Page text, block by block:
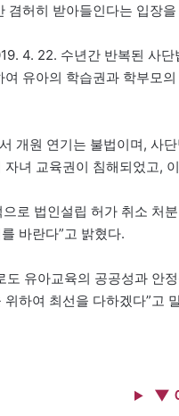
겸허히 받아들인다는 입장
4. 22. 수년간 반복된 사
유아의 학습권과 학부모
개원 연기는 불법이며, 사
녀 교육권이 침해되었고,
로 법인설립 허가 취소 처
바란다”고 밝혔다.
도 유아교육의 공공성과 안
하여 최선을 다하겠다”고
▼